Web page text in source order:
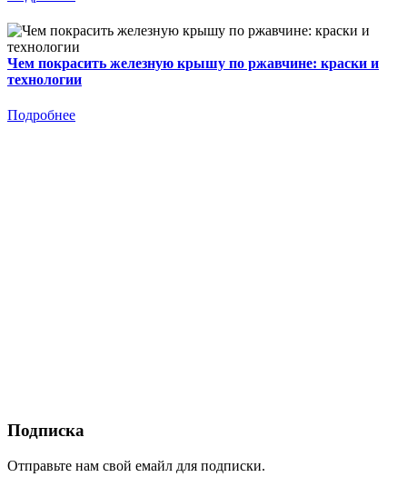
Чем покрасить железную крышу по ржавчине: краски и
технологии
Подробнее
Подписка
Отправьте нам свой емайл для подписки.